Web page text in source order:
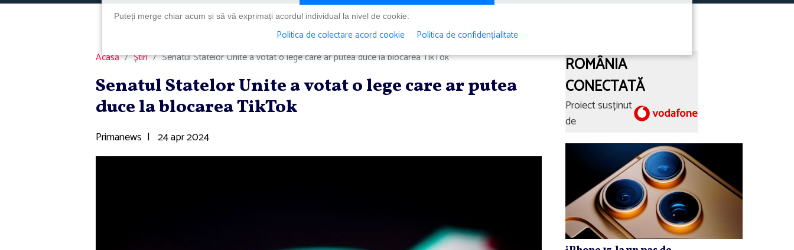
Acasă Știri Senatul Statelor Unite a votat o lege care ar putea duce la blocarea TikTok
Senatul Statelor Unite a votat o lege care ar putea
duce la blocarea TikTok
Primanews | 24 apr 2024
ROMÂNIA
CONECTATĂ
Proiect susținut
de
Puteți merge chiar acum și să vă exprimați acordul individual la nivel de cookie:
Politica de colectare acord cookie Politica de confidențialitate